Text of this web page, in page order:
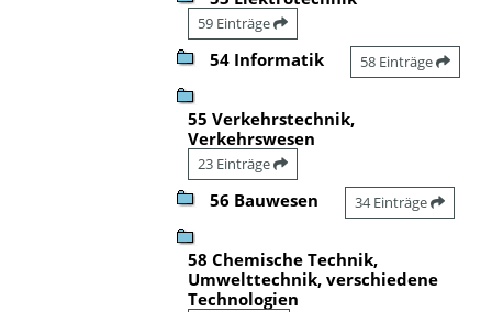
59 Einträge
54 Informatik 58 Einträge
55 Verkehrstechnik,
Verkehrswesen
23 Einträge
56 Bauwesen 34 Einträge
58 Chemische Technik,
Umwelttechnik, verschiedene
Technologien